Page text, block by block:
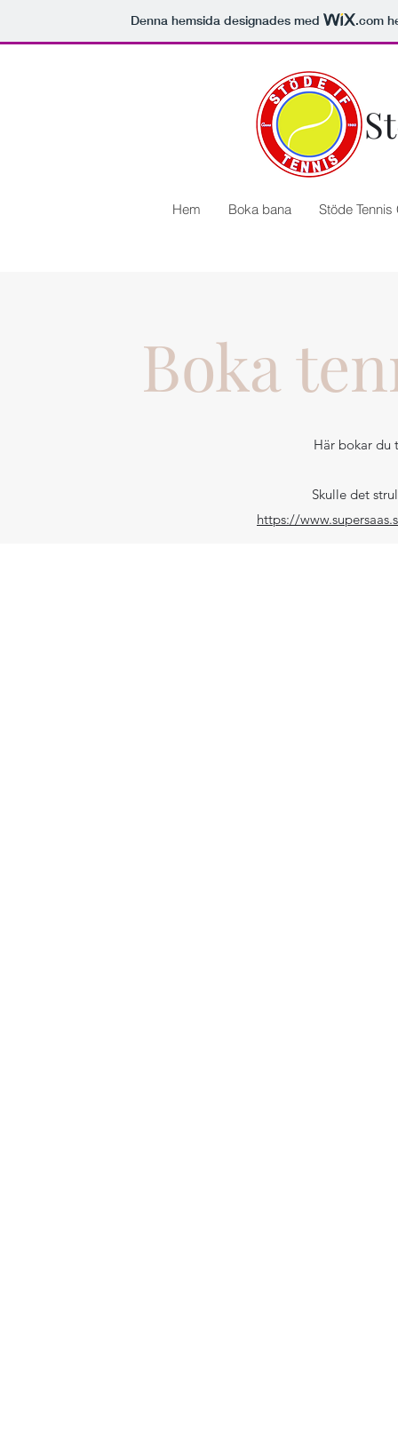
Denna hemsida designades med .com
Hem Boka bana Stöde Tennis
Boka
Här bokar du
Skulle det
https://